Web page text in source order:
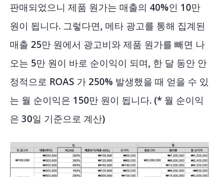
판매되었으니 제품 원가는 매출의 40%인 10만
원이 됩니다. 그렇다면, 메타 광고를 통해 집계된
매출 25만 원에서 광고비와 제품 원가를 빼면 나
오는 5만 원이 바로 순이익이 되며, 한 달 동안 안
정적으로 ROAS 가 250% 발생했을 때 얻을 수 있
는 월 순이익은 150만 원이 됩니다. (* 월 순이익
은 30일 기준으로 계산)